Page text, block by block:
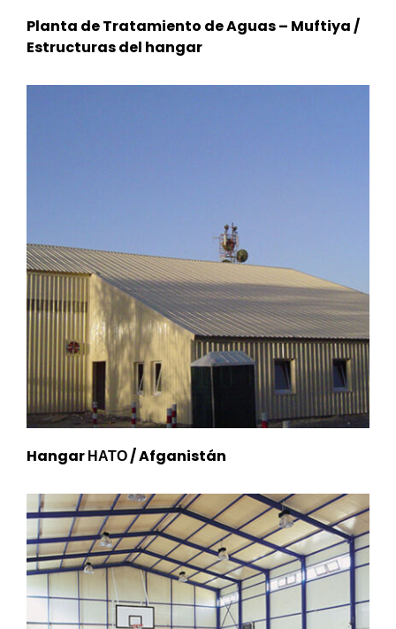
Planta de Tratamiento de Aguas – Muftiya /
Estructuras del hangar
Hangar НАТО / Afganistán